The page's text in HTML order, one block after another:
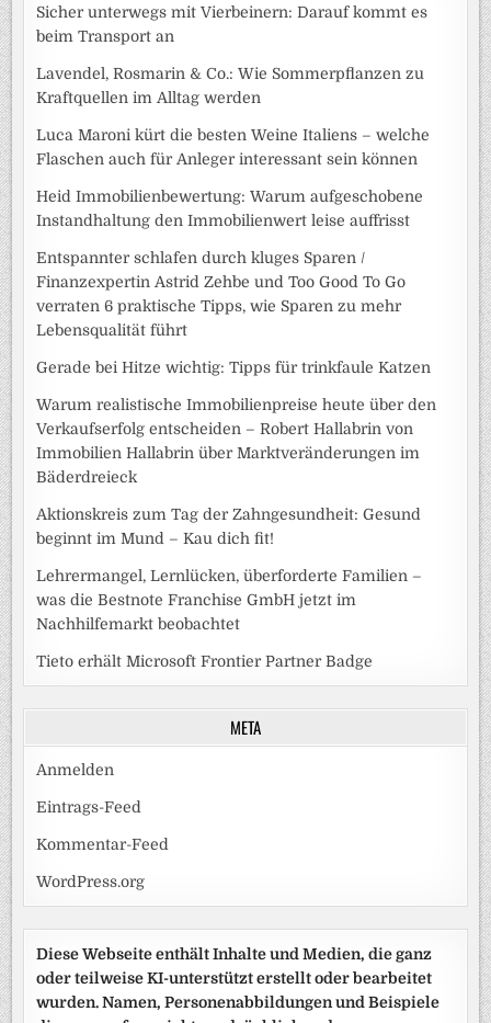
Sicher unterwegs mit Vierbeinern: Darauf kommt es
beim Transport an
Lavendel, Rosmarin & Co.: Wie Sommerpflanzen zu
Kraftquellen im Alltag werden
Luca Maroni kürt die besten Weine Italiens – welche
Flaschen auch für Anleger interessant sein können
Heid Immobilienbewertung: Warum aufgeschobene
Instandhaltung den Immobilienwert leise auffrisst
Entspannter schlafen durch kluges Sparen /
Finanzexpertin Astrid Zehbe und Too Good To Go
verraten 6 praktische Tipps, wie Sparen zu mehr
Lebensqualität führt
Gerade bei Hitze wichtig: Tipps für trinkfaule Katzen
Warum realistische Immobilienpreise heute über den
Verkaufserfolg entscheiden – Robert Hallabrin von
Immobilien Hallabrin über Marktveränderungen im
Bäderdreieck
Aktionskreis zum Tag der Zahngesundheit: Gesund
beginnt im Mund – Kau dich fit!
Lehrermangel, Lernlücken, überforderte Familien –
was die Bestnote Franchise GmbH jetzt im
Nachhilfemarkt beobachtet
Tieto erhält Microsoft Frontier Partner Badge
META
Anmelden
Eintrags-Feed
Kommentar-Feed
WordPress.org
Diese Webseite enthält Inhalte und Medien, die ganz
oder teilweise KI-unterstützt erstellt oder bearbeitet
wurden. Namen, Personenabbildungen und Beispiele